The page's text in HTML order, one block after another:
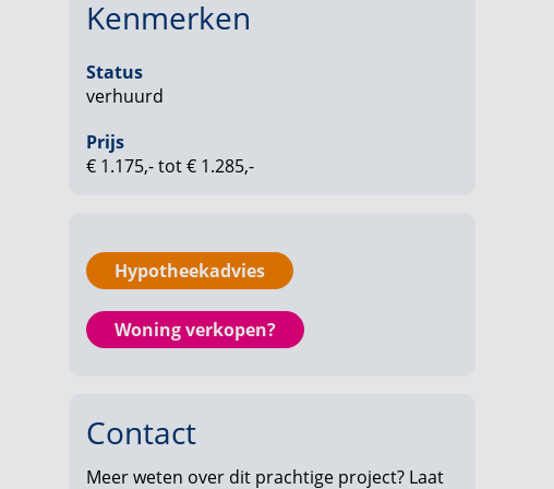
Kenmerken
Status
verhuurd
Prijs
€ 1.175,- tot € 1.285,-
Hypotheekadvies
Woning verkopen?
Contact
Meer weten over dit prachtige project? Laat